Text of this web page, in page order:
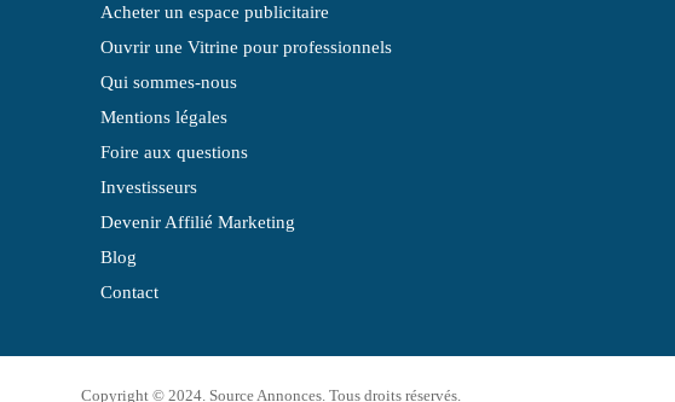
Acheter un espace publicitaire
Ouvrir une Vitrine pour professionnels
Qui sommes-nous
Mentions légales
Foire aux questions
Investisseurs
Devenir Affilié Marketing
Blog
Contact
Copyright © 2024. Source Annonces. Tous droits réservés.